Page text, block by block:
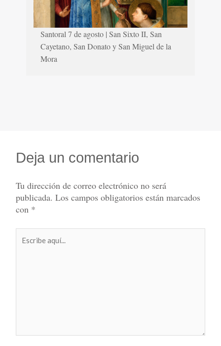
Santoral 7 de agosto | San Sixto II, San
Cayetano, San Donato y San Miguel de la
Mora
Deja un comentario
Tu dirección de correo electrónico no será
publicada. Los campos obligatorios están marcados
con *
aquí...